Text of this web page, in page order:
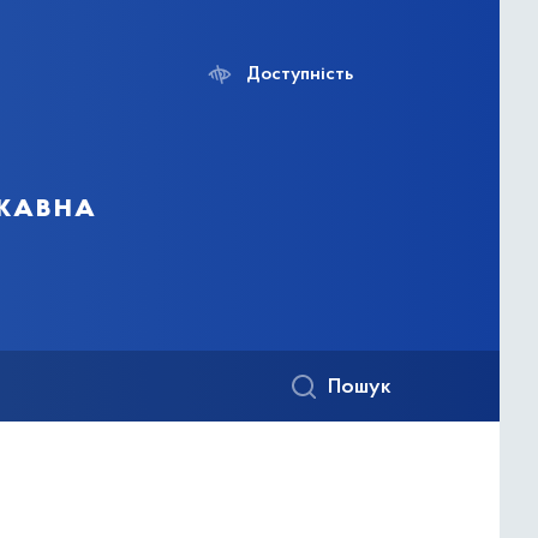
Доступність
Пошук